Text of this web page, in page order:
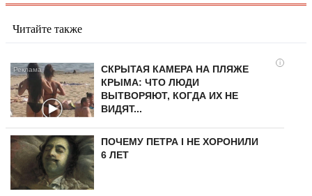
Читайте также
i
СКРЫТАЯ КАМЕРА НА ПЛЯЖЕ
КРЫМА: ЧТО ЛЮДИ
ВЫТВОРЯЮТ, КОГДА ИХ НЕ
ВИДЯТ...
ПОЧЕМУ ПЕТРА I НЕ ХОРОНИЛИ
6 ЛЕТ